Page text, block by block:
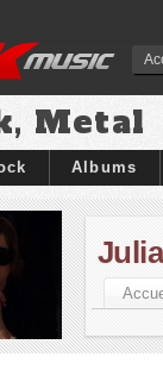
Metal
Albums